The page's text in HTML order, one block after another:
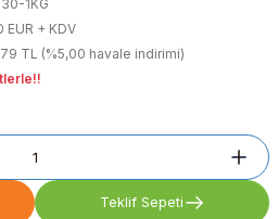
1KG
EUR + KDV
TL (%5,00 havale indirimi)
Teklif Sepeti